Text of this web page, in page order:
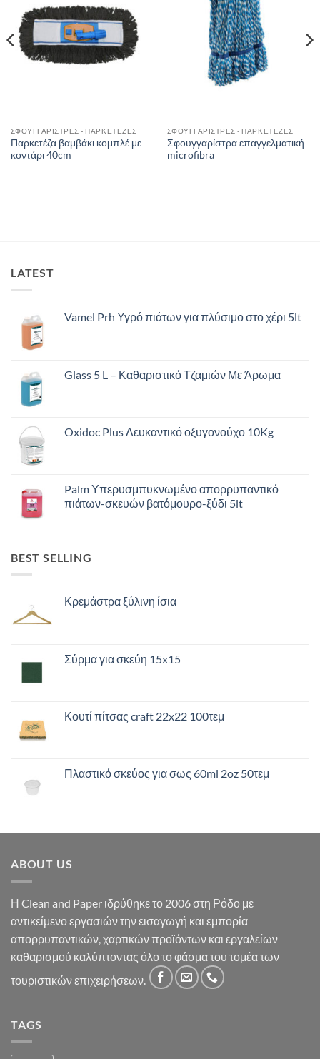
ΣΦΟΥΓΓΑΡΙΣΤΡΕΣ - ΠΑΡΚΕΤΕΖΕΣ
Παρκετέζα βαμβάκι κομπλέ με
κοντάρι 40cm
ΣΦΟΥΓΓΑΡΙΣΤΡΕΣ - ΠΑΡΚΕΤΕΖΕΣ
Σφουγγαρίστρα επαγγελματική
microfibra
LATEST
Vamel Prh Υγρό πιάτων για πλύσιμο στο χέρι 5lt
Glass 5 L – Καθαριστικό Τζαμιών Με Άρωμα
Oxidoc Plus Λευκαντικό οξυγονούχο 10Kg
Palm Υπερυσμπυκνωμένο απορρυπαντικό
πιάτων-σκευών βατόμουρο-ξύδι 5lt
BEST SELLING
Κρεμάστρα ξύλινη ίσια
Σύρμα για σκεύη 15x15
Κουτί πίτσας craft 22x22 100τεμ
Πλαστικό σκεύος για σως 60ml 2oz 50τεμ
ABOUT US
Η Clean and Paper ιδρύθηκε το 2006 στη Ρόδο με
αντικείμενο εργασιών την εισαγωγή και εμπορία
απορρυπαντικών, χαρτικών προϊόντων και εργαλείων
καθαρισμού καλύπτοντας όλο το φάσμα του τομέα των
τουριστικών επιχειρήσεων.
TAGS